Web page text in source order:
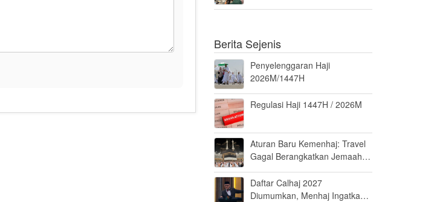
Berita Sejenis
Penyelenggaran Haji
2026M/1447H
Regulasi Haji 1447H / 2026M
Aturan Baru Kemenhaj: Travel
Gagal Berangkatkan Jemaah
Daftar Calhaj 2027
Diumumkan, Menhaj Ingatkan